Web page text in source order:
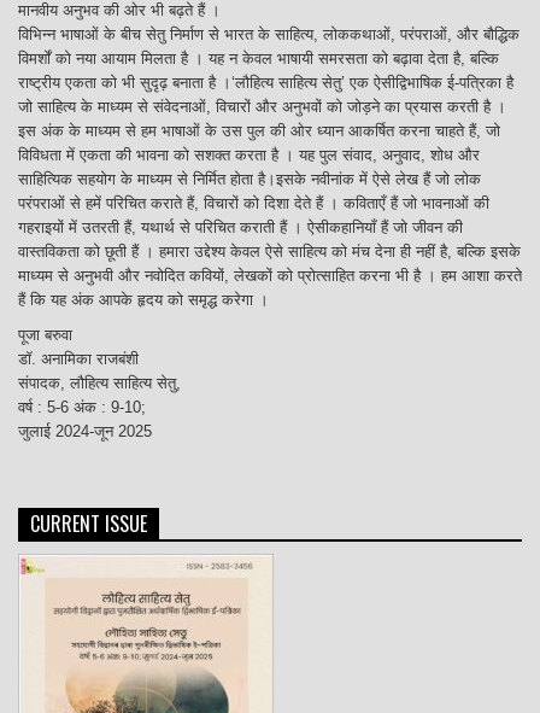
मानवीय अनुभव की ओर भी बढ़ते हैं ।
विभिन्न भाषाओं के बीच सेतु निर्माण से भारत के साहित्य, लोककथाओं, परंपराओं, और बौद्धिक
विमर्शों को नया आयाम मिलता है । यह न केवल भाषायी समरसता को बढ़ावा देता है, बल्कि
राष्ट्रीय एकता को भी सुदृढ़ बनाता है ।‘लौहित्य साहित्य सेतु’ एक ऐसीद्विभाषिक ई-पत्रिका है
जो साहित्य के माध्यम से संवेदनाओं, विचारों और अनुभवों को जोड़ने का प्रयास करती है ।
इस अंक के माध्यम से हम भाषाओं के उस पुल की ओर ध्यान आकर्षित करना चाहते हैं, जो
विविधता में एकता की भावना को सशक्त करता है । यह पुल संवाद, अनुवाद, शोध और
साहित्यिक सहयोग के माध्यम से निर्मित होता है।इसके नवीनांक में ऐसे लेख हैं जो लोक
परंपराओं से हमें परिचित कराते हैं, विचारों को दिशा देते हैं । कविताएँ हैं जो भावनाओं की
गहराइयों में उतरती हैं, यथार्थ से परिचित कराती हैं । ऐसीकहानियाँ हैं जो जीवन की
वास्तविकता को छूती हैं । हमारा उद्देश्य केवल ऐसे साहित्य को मंच देना ही नहीं है, बल्कि इसके
माध्यम से अनुभवी और नवोदित कवियों, लेखकों को प्रोत्साहित करना भी है । हम आशा करते
हैं कि यह अंक आपके हृदय को समृद्ध करेगा ।
पूजा बरुवा
डॉ. अनामिका राजबंशी
संपादक, लौहित्य साहित्य सेतु,
वर्ष : 5-6 अंक : 9-10;
जुलाई 2024-जून 2025
CURRENT ISSUE